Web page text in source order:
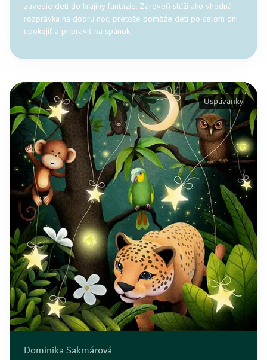
zavedie deti do krajiny fantázie. Zároveň slúži ako vhodná
rozprávka na dobrú noc, pretože pomôže deti po celom dni
upokojiť a pripraviť na spánok.
Dominika Sakmárová
Uspávanky